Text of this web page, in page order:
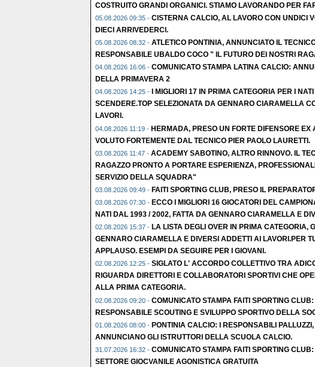
COSTRUITO GRANDI ORGANICI. STIAMO LAVORANDO PER
05.08.2026 09:35 - CISTERNA CALCIO, AL LAVORO CON UNDICI
DIECI ARRIVEDERCI.
05.08.2026 08:32 - ATLETICO PONTINIA, ANNUNCIATO IL
RESPONSABILE UBALDO COCO " IL FUTURO DEI NOSTRI
04.08.2026 16:06 - COMUNICATO STAMPA LATINA CALCIO:
DELLA PRIMAVERA 2
04.08.2026 14:25 -
I MIGLIORI 17 IN PRIMA CATEGORIA PER I
SCENDERE.TOP SELEZIONATA DA GENNARO CIARAMELLA
LAVORI.
04.08.2026 11:19 - HERMADA, PRESO UN FORTE DIFENSORE EX
VOLUTO FORTEMENTE DAL TECNICO PIER PAOLO LAURETTI.
03.08.2026 11:47 - ACADEMY SABOTINO, ALTRO RINNOVO. IL
RAGAZZO PRONTO A PORTARE ESPERIENZA,
SERVIZIO DELLA SQUADRA"
03.08.2026 09:49 - FAITI SPORTING CLUB, PRESO IL
03.08.2026 07:30 - ECCO I MIGLIORI 16 GIOCATORI DEL
NATI DAL 1993 / 2002, FATTA DA GENNARO CIARAMELLA E
02.08.2026 15:37 - LA LISTA DEGLI OVER IN PRIMA CATEGORIA,
GENNARO CIARAMELLA E DIVERSI ADDETTI AI LAVORI.PER
APPLAUSO. ESEMPI DA SEGUIRE PER I GIOVANI.
02.08.2026 12:25 - SIGLATO L' ACCORDO COLLETTIVO TRA
RIGUARDA DIRETTORI E COLLABORATORI SPORTIVI CHE
ALLA PRIMA CATEGORIA.
02.08.2026 09:20 - COMUNICATO STAMPA FAITI SPORTING
RESPONSABILE SCOUTING E SVILUPPO SPORTIVO DELLA
01.08.2026 08:00 - PONTINIA CALCIO: I RESPONSABILI
ANNUNCIANO GLI ISTRUTTORI DELLA SCUOLA CALCIO.
31.07.2026 16:32 - COMUNICATO STAMPA FAITI SPORTING
SETTORE GIOCVANILE AGONISTICA GRATUITA